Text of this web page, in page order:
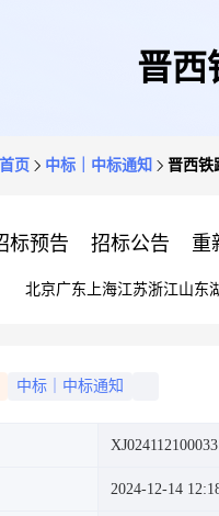
晋西
首页 中标｜中标通知 晋西铁
标预告 招标公告 重
北京广东 上海江苏浙江山东
中标｜中标通知
XJ024112100033
2024-12-14